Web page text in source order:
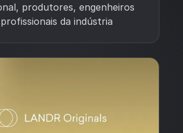
produtores, engenheiros
da indústria